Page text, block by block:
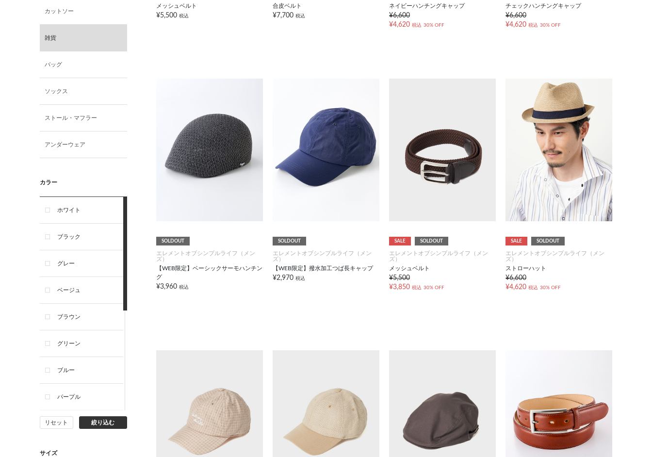
カットソー
雑貨
バッグ
ソックス
ストール・マフラー
アンダーウェア
カラー
ホワイト
ブラック
グレー
ベージュ
ブラウン
グリーン
ブルー
パープル
イエロー
ピンク
リセット 絞り込む
サイズ
メッシュベルト
¥5,500 税込
合皮ベルト
¥7,700 税込
ネイビーハンチングキャップ
¥6,600
¥4,620 税込 30% OFF
チェックハンチングキャップ
¥6,600
¥4,620 税込 30% OFF
SOLDOUT
エレメントオブシンプルライフ（メン
ズ）
【WEB限定】ベーシックサーモハンチン
グ
¥3,960 税込
SOLDOUT
エレメントオブシンプルライフ（メン
ズ）
【WEB限定】撥水加工つば長キャップ
¥2,970 税込
SALE SOLDOUT
エレメントオブシンプルライフ（メン
ズ）
メッシュベルト
¥5,500
¥3,850 税込 30% OFF
SALE SOLDOUT
エレメントオブシンプルライフ（メン
ズ）
ストローハット
¥6,600
¥4,620 税込 30% OFF